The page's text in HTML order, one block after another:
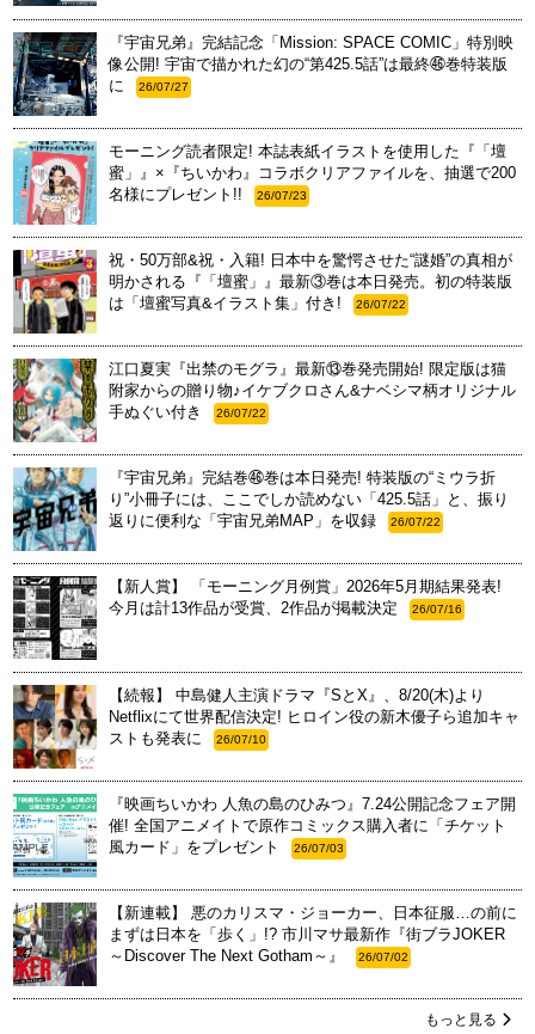
『宇宙兄弟』完結記念「Mission: SPACE COMIC」特別映
像公開! 宇宙で描かれた幻の“第425.5話”は最終㊻巻特装版
に
26/07/27
モーニング読者限定! 本誌表紙イラストを使用した『「壇
蜜」』×『ちいかわ』コラボクリアファイルを、抽選で200
名様にプレゼント!!
26/07/23
祝・50万部&祝・入籍! 日本中を驚愕させた“謎婚”の真相が
明かされる『「壇蜜」』最新③巻は本日発売。初の特装版
は「壇蜜写真&イラスト集」付き!
26/07/22
江口夏実『出禁のモグラ』最新⑬巻発売開始! 限定版は猫
附家からの贈り物♪イケブクロさん&ナベシマ柄オリジナル
手ぬぐい付き
26/07/22
『宇宙兄弟』完結巻㊻巻は本日発売! 特装版の“ミウラ折
り”小冊子には、ここでしか読めない「425.5話」と、振り
返りに便利な「宇宙兄弟MAP」を収録
26/07/22
【新人賞】 「モーニング月例賞」2026年5月期結果発表!
今月は計13作品が受賞、2作品が掲載決定
26/07/16
【続報】 中島健人主演ドラマ『SとX』、8/20(木)より
Netflixにて世界配信決定! ヒロイン役の新木優子ら追加キャ
ストも発表に
26/07/10
『映画ちいかわ 人魚の島のひみつ』7.24公開記念フェア開
催! 全国アニメイトで原作コミックス購入者に「チケット
風カード」をプレゼント
26/07/03
【新連載】 悪のカリスマ・ジョーカー、日本征服…の前に
まずは日本を「歩く」!? 市川マサ最新作『街ブラJOKER
～Discover The Next Gotham～』
26/07/02
もっと見る